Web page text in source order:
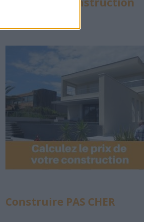
Construire PAS CHER